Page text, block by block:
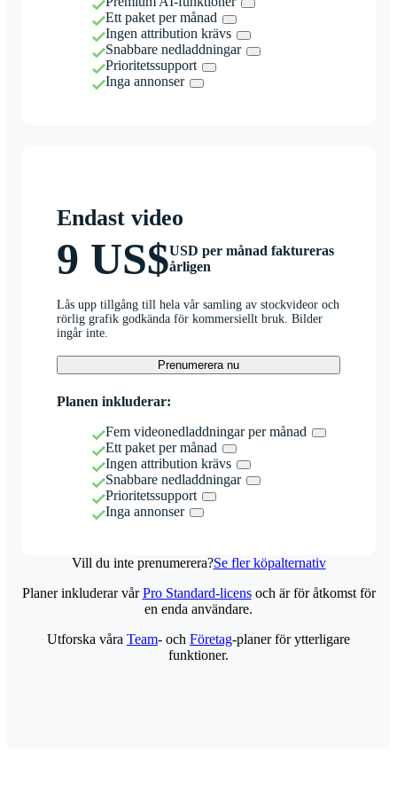
Ett paket per månad
Ingen attribution krävs
Snabbare nedladdningar
Prioritetssupport
Inga annonser
Endast video
9 US$USD per månad faktureras
årligen
Lås upp tillgång till hela vår samling av stockvideor och
rörlig grafik godkända för kommersiellt bruk. Bilder
ingår inte.
Prenumerera nu
Planen inkluderar:
Fem videonedladdningar per månad
Ett paket per månad
Ingen attribution krävs
Snabbare nedladdningar
Prioritetssupport
Inga annonser
Vill du inte prenumerera?Se fler köpalternativ
Planer inkluderar vårPro Standard-licensoch är för åtkomst för
en enda användare.
Utforska våra Team- och Företag-planer för ytterligare
funktioner.